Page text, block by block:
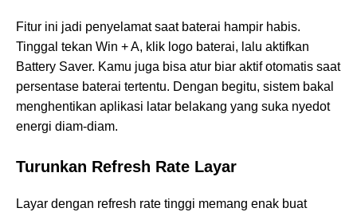
Fitur ini jadi penyelamat saat baterai hampir habis.
Tinggal tekan Win + A, klik logo baterai, lalu aktifkan
Battery Saver. Kamu juga bisa atur biar aktif otomatis saat
persentase baterai tertentu. Dengan begitu, sistem bakal
menghentikan aplikasi latar belakang yang suka nyedot
energi diam-diam.
Turunkan Refresh Rate Layar
Layar dengan refresh rate tinggi memang enak buat